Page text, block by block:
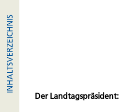
INHALTSVERZEICHNIS
Der Landtagspräsident: